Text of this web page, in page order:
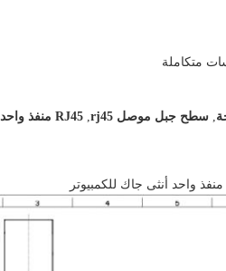
, سطح جبل موصل rj45 , RJ45 منفذ واحد أنثى جاك